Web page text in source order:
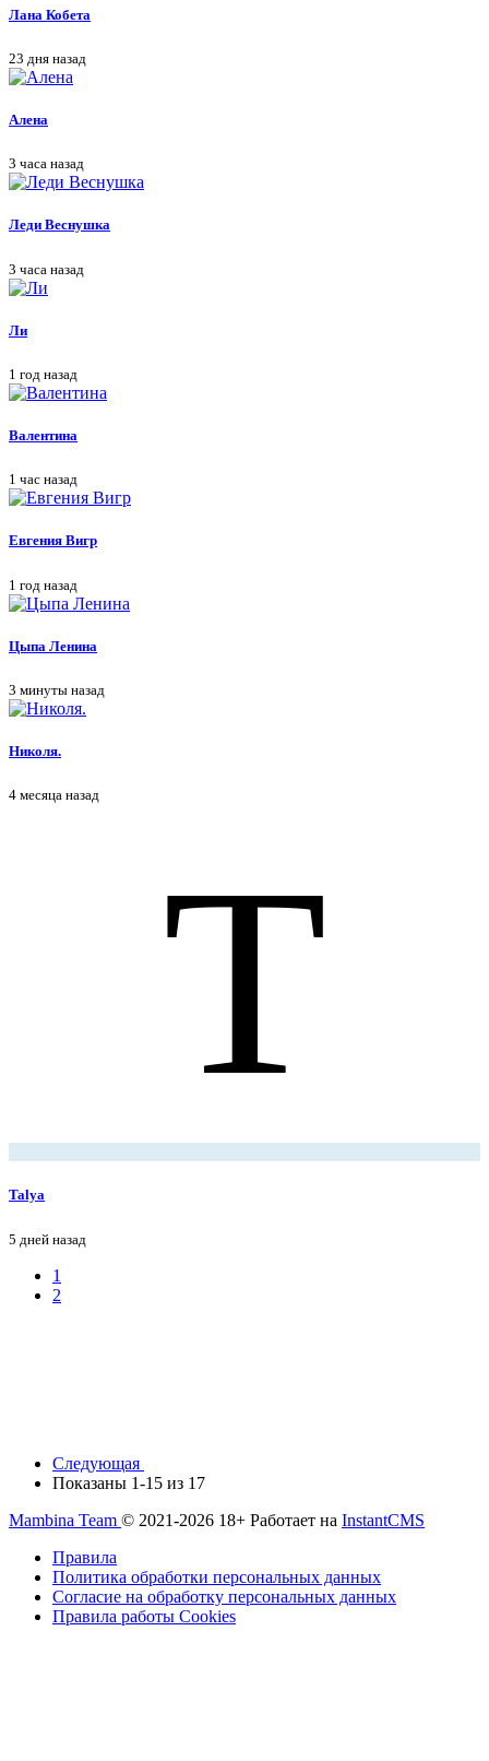
Лана Кобета
23 дня назад
Алена
3 часа назад
Леди Веснушка
3 часа назад
Ли
1 год назад
Валентина
1 час назад
Евгения Вигр
1 год назад
Цыпа Ленина
3 минуты назад
Николя.
4 месяца назад
T
Talya
5 дней назад
1
2
Следующая
Показаны 1-15 из 17
Mambina Team © 2021-2026 18+ Работает на InstantCMS
Правила
Политика обработки персональных данных
Согласие на обработку персональных данных
Правила работы Сookies